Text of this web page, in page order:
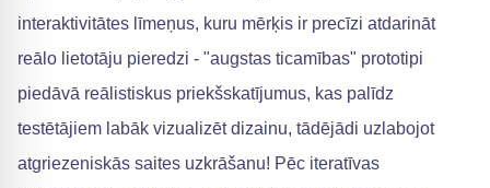
interaktivitātes līmeņus, kuru mērķis ir precīzi atdarināt
reālo lietotāju pieredzi - "augstas ticamības" prototipi
piedāvā reālistiskus priekšskatījumus, kas palīdz
testētājiem labāk vizualizēt dizainu, tādējādi uzlabojot
atgriezeniskās saites uzkrāšanu! Pēc iteratīvas